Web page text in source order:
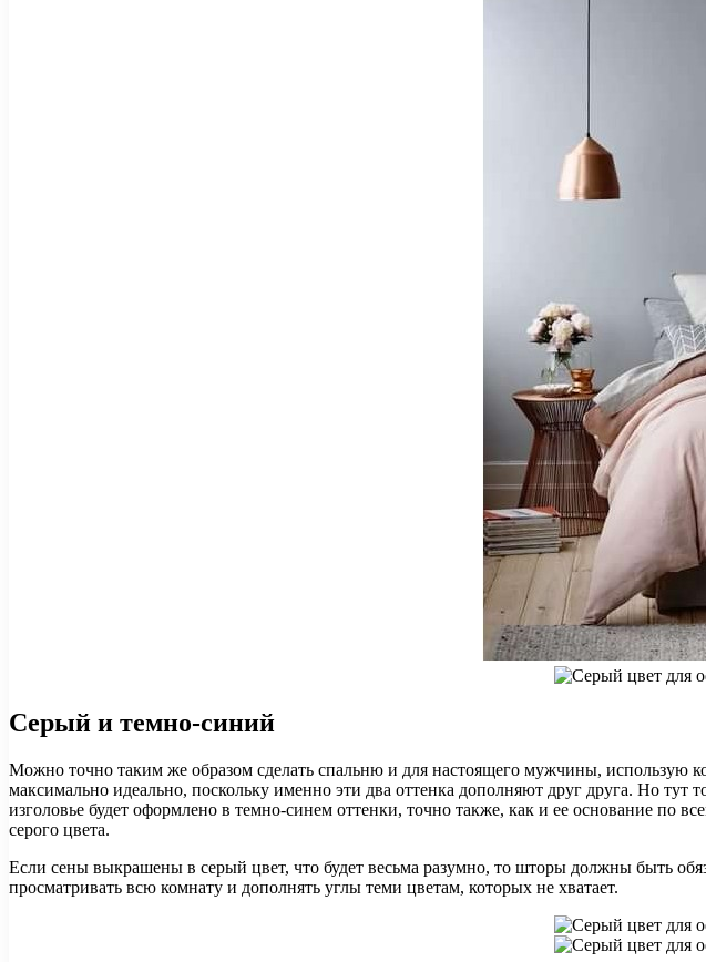
Серый и темно-синий
Можно точно таким же образом сделать спальню и для настоящего мужчины, использую
максимально идеально, поскольку именно эти два оттенка дополняют друг друга. Но
изголовье будет оформлено в темно-синем оттенки, точно также, как и ее основание
серого цвета.
Если сены выкрашены в серый цвет, что будет весьма разумно, то шторы должны быть
просматривать всю комнату и дополнять углы теми цветам, которых не хватает.